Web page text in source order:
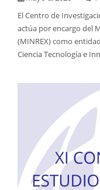
El Centro de
actúa por encargo del
(MINREX) como
Ciencia Tecnología e